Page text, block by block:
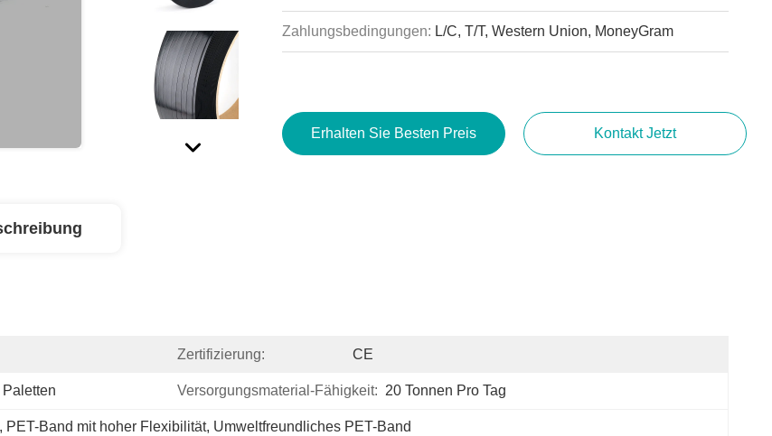
Zahlungsbedingungen: L/C, T/T, Western Union, MoneyGram
Erhalten Sie Besten Preis Kontakt Jetzt
Zertifizierung: CE
Versorgungsmaterial-Fähigkeit: 20 Tonnen Pro Tag
, PET-Band mit hoher Flexibilität, Umweltfreundliches PET-Band